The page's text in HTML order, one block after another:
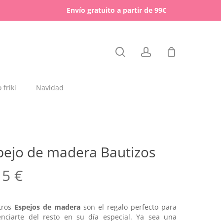
Envío gratuito a partir de 99€
dedicados
para mascotas
friki Navidad
Close
de madera Bautizos
€
Espejos de madera son el regalo perfecto para
del resto en su día especial. Ya sea una